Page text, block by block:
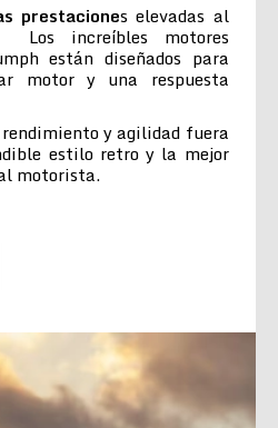
prestaciones elevadas al
Los increíbles motores
están diseñados para
motor y una respuesta
y agilidad fuera
estilo retro y la mejor
motorista.